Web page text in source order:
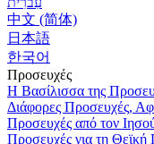
中文 (简体)
日本語
한국어
Προσευχές
Η Βασίλισσα της
Διάφορες Προσευχές,
Προσευχές από τον
Προσευχές για τη